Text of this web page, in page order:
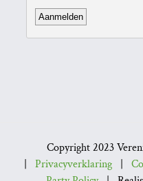
Copyright 2023
| Privacyverklaring|